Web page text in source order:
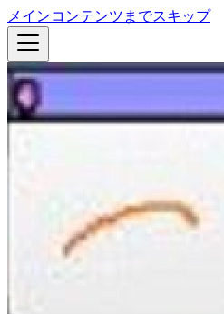
メインコンテンツまでスキップ